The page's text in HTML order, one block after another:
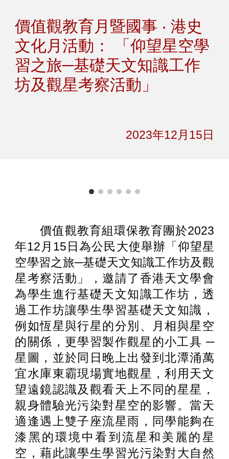
Skip to main content Skip to navigation
價值觀教育月暨國事 ‧ 港史
文化月活動： 「仰望星空學
習之旅─基礎天文知識工作
坊及觀星考察活動」
2023年12月 15日
價值觀教育組環保教育團於2023
年12月15日為公民大使舉辦「仰望星
空學習之旅─基礎天文知識工作坊及觀
星考察活動」，邀請了香港天文學會
為學生進行基礎天文知識工作坊，透
過工作坊讓學生學習基礎天文知識，
例如恆星與行星的分別、月相與星空
的關係，更學習製作觀星的小工具 ─
星圖，並於同日晚上出發到北潭涌萬
宜水庫東霸現場實地觀星，利用天文
望遠鏡認識及觀看天上不同的星星，
親身體驗光污染對星空的影響。當天
適逢遇上雙子座流星雨，同學能夠在
漆黑的環境中看到流星和美麗的星
空，藉此讓學生學習光污染對大自然